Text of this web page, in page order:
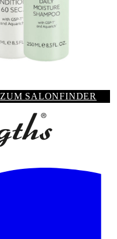
ZUM SALONFINDER